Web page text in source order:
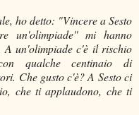
ho detto: "Vincere a Sesto
un'olimpiade" mi hanno
A un'olimpiade c'è il rischio
qualche centinaio di
Che gusto c'è? A Sesto ci
che ti applaudono, che ti